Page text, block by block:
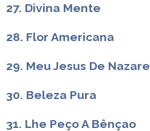
27. Divina Mente
28. Flor Americana
29. Meu Jesus De Nazare
30. Beleza Pura
31. Lhe Peço A Bênçao